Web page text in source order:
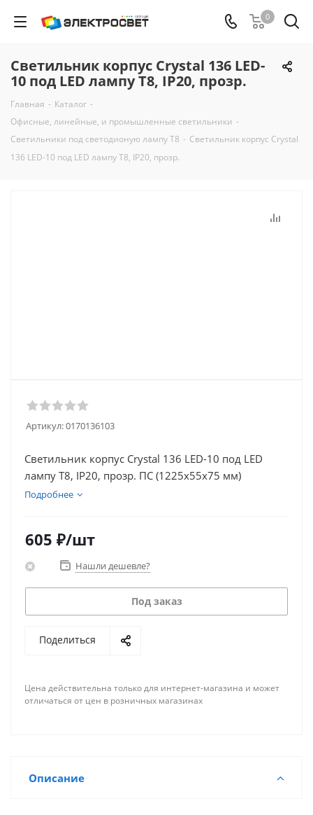
0
Светильник корпус Crystal 136 LED-
10 под LED лампу T8, IP20, прозр.
Главная - Каталог -
Офисные, линейные, и промышленные светильники -
Светильники под светодионую лампу Т8 - Светильник корпус Crystal
136 LED-10 под LED лампу T8, IP20, прозр.
Артикул:0170136103
Светильник корпус Crystal 136 LED-10 под LED
лампу T8, IP20, прозр. ПС (1225х55х75 мм)
Подробнее
605 ₽/шт
Нашли дешевле?
Под заказ
Поделиться
Цена действительна только для интернет-магазина и может
отличаться от цен в розничных магазинах
Описание